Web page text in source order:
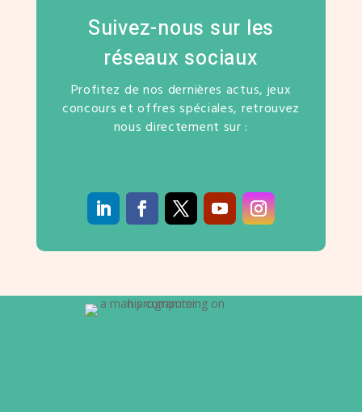
Suivez-nous sur les
réseaux sociaux
Profitez de nos dernières actus, jeux
concours et offres spéciales, retrouvez
nous directement sur :